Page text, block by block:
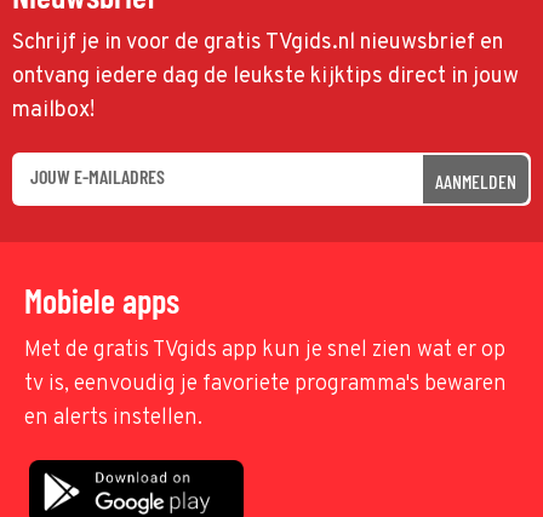
Schrijf je in voor de gratis TVgids.nl nieuwsbrief en
ontvang iedere dag de leukste kijktips direct in jouw
mailbox!
AANMELDEN
Mobiele apps
Met de gratis TVgids app kun je snel zien wat er op
tv is, eenvoudig je favoriete programma's bewaren
en alerts instellen.